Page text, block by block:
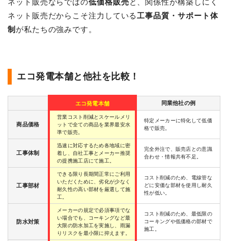
ダイキン
三菱
パナソニック
東芝
ネット販売ならではの低価格販売と、関係性が構築しにく
ネット販売だからこそ注力している工事品質・サポート体
制 が私たちの強みです。
エコ発電本舗と他社を比較！
エコ発電本舗 同業他社の例
商品価格
営業コスト削減とスケールメリ
ットで全ての商品を業界最安水
準で販売。
特定メーカーに特化して低価
格で販売。
工事体制
迅速に対応するため各地域に密
着し、自社工事とメーカー推奨
の提携施工店にて施工。
完全外注で、販売店との意識
合わせ・情報共有不足。
工事部材
できる限り長期間正常にご利用
いただくために、劣化が少なく
耐久性の高い部材を厳選して施
工。
コスト削減のため、電線管な
どに安価な部材を使用し耐久
性が低い。
防水対策
メーカーの規定で必須事項でな
い場合でも、コーキングなど最
大限の防水加工を実施し、雨漏
りリスクを最小限に抑えます。
コスト削減のため、最低限の
コーキングや低価格の部材で
施工。